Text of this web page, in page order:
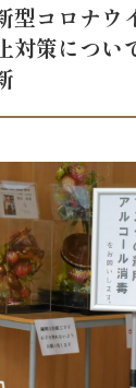
型コロナウ
対策につい